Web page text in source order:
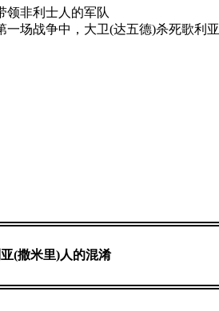
领非利士人的军队
一场战争中，大卫(达五德)杀死歌利
(撒米里)人的混淆